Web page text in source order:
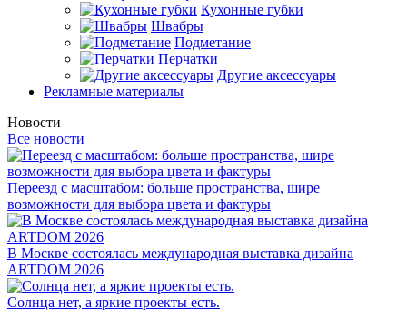
Кухонные губки
Швабры
Подметание
Перчатки
Другие аксессуары
Рекламные материалы
Новости
Все новости
Переезд с масштабом: больше пространства, шире
возможности для выбора цвета и фактуры
В Москве состоялась международная выставка дизайна
ARTDOM 2026
Солнца нет, а яркие проекты есть.